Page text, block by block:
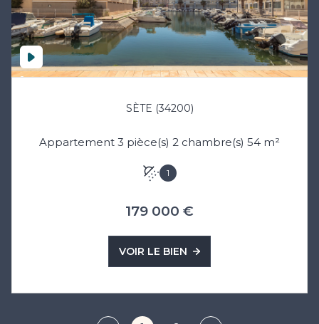
SÈTE (34200)
Appartement 3 pièce(s) 2 chambre(s) 54 m²
1
179 000 €
VOIR LE BIEN